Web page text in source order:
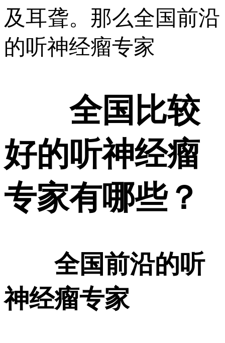
及耳聋。那么全国前沿
的听神经瘤专家
全国比较
好的听神经瘤
专家有哪些？
全国前沿的听
神经瘤专家